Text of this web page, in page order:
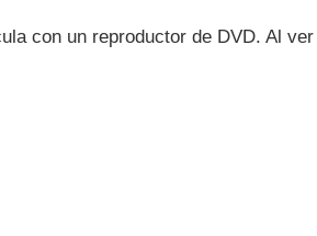
con un reproductor de DVD. Al